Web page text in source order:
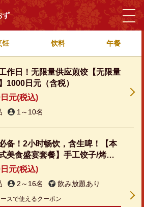
ず
饪 饮料 午餐
作日！无限量供应煎饺【无限量
1000日元（含税）
元(税込)
1～10名
备！2小时畅饮，含生啤！【本
美食盛宴套餐】手工饺子/烤猪
等 ⇒ 4000日元
元(税込)
2～16名 飲み放題あり
ースで使えるクーポン